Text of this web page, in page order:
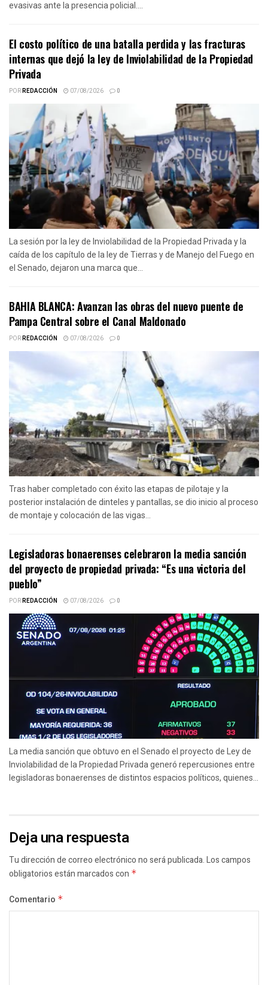
evasivas ante la presencia policial....
El costo político de una batalla perdida y las fracturas
internas que dejó la ley de Inviolabilidad de la Propiedad
Privada
PORREDACCIÓN 07/08/2026 0
La sesión por la ley de Inviolabilidad de la Propiedad Privada y la
caída de los capítulo de la ley de Tierras y de Manejo del Fuego en
el Senado, dejaron una marca que...
BAHIA BLANCA: Avanzan las obras del nuevo puente de
Pampa Central sobre el Canal Maldonado
PORREDACCIÓN 07/08/2026 0
Tras haber completado con éxito las etapas de pilotaje y la
posterior instalación de dinteles y pantallas, se dio inicio al proceso
de montaje y colocación de las vigas...
Legisladoras bonaerenses celebraron la media sanción
del proyecto de propiedad privada: “Es una victoria del
pueblo”
PORREDACCIÓN 07/08/2026 0
La media sanción que obtuvo en el Senado el proyecto de Ley de
Inviolabilidad de la Propiedad Privada generó repercusiones entre
legisladoras bonaerenses de distintos espacios políticos, quienes...
Deja una respuesta
Tu dirección de correo electrónico no será publicada.Los campos
obligatorios están marcados con *
Comentario *